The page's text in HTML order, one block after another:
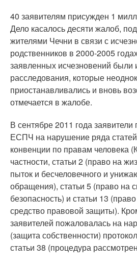
40 заявителям присужден 1
Дело касалось десяти жалоб,
жителями Чечни в связи с
родственников в 2000-2005
заявленных исчезновений
расследования, которые
приостанавливались и вновь
отмечается в жалобе.
В сентябре 2011 года
ЕСПЧ на нарушение ряда
конвенции по правам человека
частности, статьи 2 (право на
пыток и бесчеловечного и
обращения), статьи 5 (право на
безопасность) и статьи 13
средство правовой защиты).
заявителей пожаловалась на
(защита собственности)
статьи 38 (процедура